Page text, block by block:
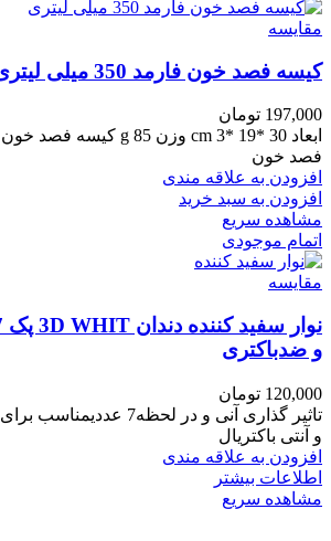
مقایسه
کیسه فصد خون فارمد 350 میلی لیتری
197,000 تومان
فصد خون
افزودن به علاقه مندی
افزودن به سبد خرید
مشاهده سریع
اتمام موجودی
مقایسه
و ضدباکتری
120,000 تومان
تاثیر گذاری آنی و در
و آنتی باکتریال
افزودن به علاقه مندی
اطلاعات بیشتر
مشاهده سریع